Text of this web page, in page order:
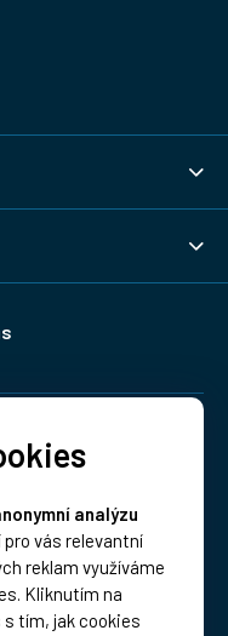
analýzu
vás relevantní
reklam využíváme
Kliknutím na
tím, jak cookies